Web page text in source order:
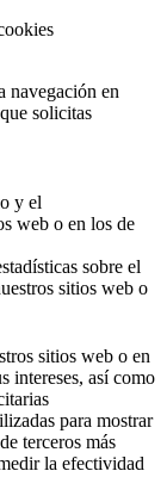
navegación en
solicitas
y el
web o en los de
sobre el
sitios web o
sitios web o en
intereses, así como
para mostrar
terceros más
la efectividad